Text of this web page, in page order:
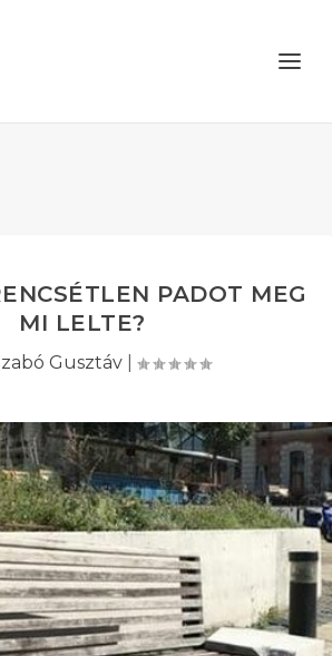
PADOT MEG
MI LELTE?
Gusztáv